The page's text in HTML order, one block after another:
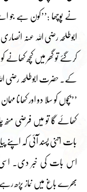
نے پوچھا :’’کون ہے جو
ابوطلحہ رضی اللہ عنہ
کر گئے تو گھر میں کچھ
کے۔ حضرت ابوطلحہ رضی
’’بچوں کو سلا دو اور کھانا
کھائے گا تو میں فرضی منھ
بات اتنی پسند آئی کہ اپنے
اس بات کی خبر دی۔
بھرے باغ میں نماز پڑھ